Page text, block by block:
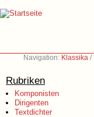
Navigation: Klassika /
Rubriken
Komponisten
Dirigenten
Textdichter